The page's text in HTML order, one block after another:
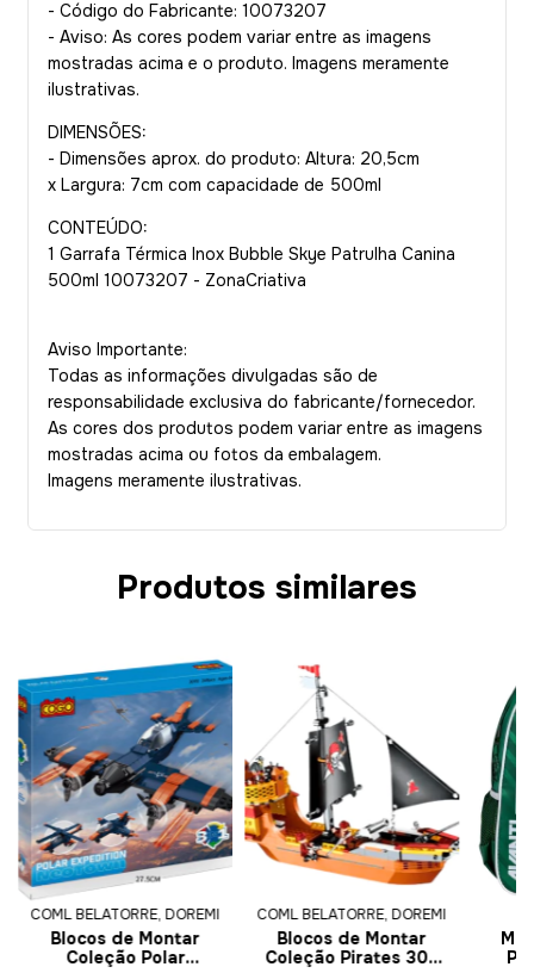
- Código do Fabricante: 10073207
- Aviso: As cores podem variar entre as imagens
mostradas acima e o produto. Imagens meramente
ilustrativas.
DIMENSÕES:
- Dimensões aprox. do produto: Altura: 20,5cm
x Largura: 7cm com capacidade de 500ml
CONTEÚDO:
1 Garrafa Térmica Inox Bubble Skye Patrulha Canina
500ml 10073207 - ZonaCriativa
Aviso Importante:
Todas as informações divulgadas são de
responsabilidade exclusiva do fabricante/fornecedor.
As cores dos produtos podem variar entre as imagens
mostradas acima ou fotos da embalagem.
Imagens meramente ilustrativas.
Produtos similares
COML BELATORRE, DOREMI
Blocos de Montar
Coleção Polar
COML BELATORRE, DOREMI
Blocos de Montar
Coleção Pirates 308